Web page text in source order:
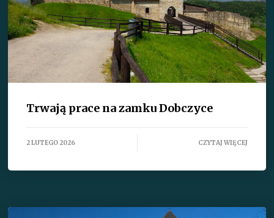
Trwają prace na zamku Dobczyce
2 LUTEGO 2026 CZYTAJ WIĘCEJ